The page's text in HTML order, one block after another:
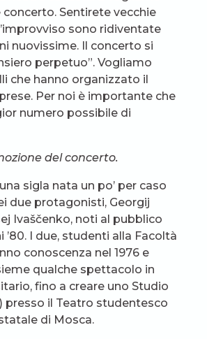
concerto. Sentirete vecchie
sono ridiventate
nuovissime. Il concerto si
perpetuo”. Vogliamo
che hanno organizzato il
Per noi è importante che
numero possibile di
del concerto.
sigla nata un po’ per caso
due protagonisti, Georgij
Ivaščenko, noti al pubblico
’80. I due, studenti alla Facoltà
conoscenza nel 1976 e
qualche spettacolo in
fino a creare uno Studio
presso il Teatro studentesco
di Mosca.